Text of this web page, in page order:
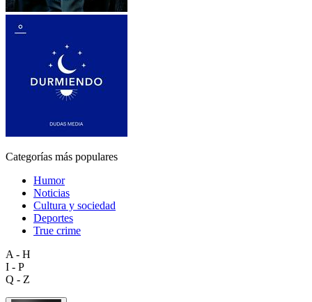
Categorías más populares
Humor
Noticias
Cultura y sociedad
Deportes
True crime
A - H
I - P
Q - Z